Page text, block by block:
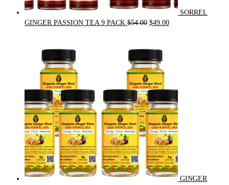
SORREL
GINGER PASSION TEA 9 PACK $54.00 Original
$54.00.
$49.00Current
GINGER